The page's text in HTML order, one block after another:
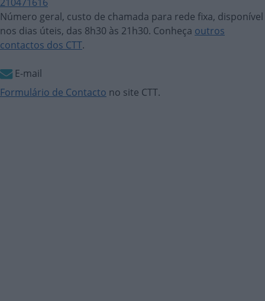
Número geral, custo de chamada para rede fixa, disponível
nos dias úteis, das 8h30 às 21h30. Conheça outros
contactos dos CTT.
E-mail
Formulário de Contacto no site CTT.